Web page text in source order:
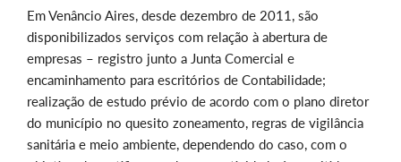
Em Venâncio Aires, desde dezembro de 2011, são
disponibilizados serviços com relação à abertura de
empresas – registro junto a Junta Comercial e
encaminhamento para escritórios de Contabilidade;
realização de estudo prévio de acordo com o plano diretor
do município no quesito zoneamento, regras de vigilância
sanitária e meio ambiente, dependendo do caso, com o